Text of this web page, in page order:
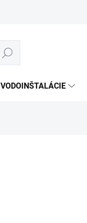
Hľadať
VODOINŠTALÁCIE